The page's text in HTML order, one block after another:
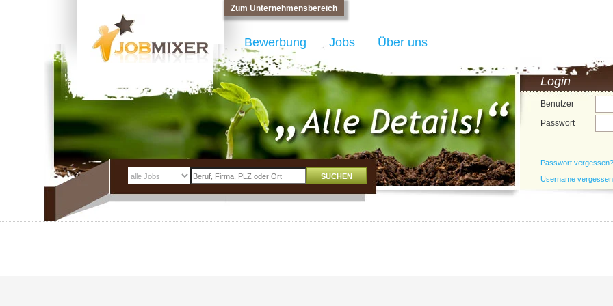
Zum Unternehmensbereich
Login
Benutzer
Passwort
Passwort vergessen?
Username
Bewerbung Jobs Über uns